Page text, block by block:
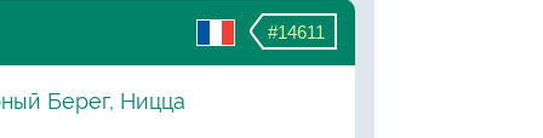
#14611
Берег, Ницца